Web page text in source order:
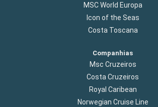
MSC World Europa
Icon of the Seas
Costa Toscana
Companhias
Msc Cruzeiros
Costa Cruzeiros
Royal Caribean
Norwegian Cruise Line